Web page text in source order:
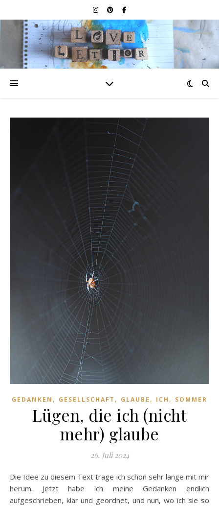
GEDANKEN , GESELLSCHAFT , GLAUBE , ICH , SOMMER
Lügen, die ich (nicht
mehr) glaube
26. Juli 2024
Die Idee zu diesem Text trage ich schon sehr lange mit mir
herum. Jetzt habe ich meine Gedanken endlich
aufgeschrieben, klar und geordnet, und nun, wo ich sie so